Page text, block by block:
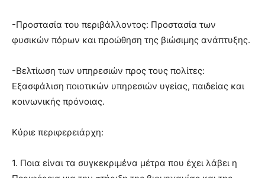
-Προστασία του περιβάλλοντος: Προστασία των
φυσικών πόρων και προώθηση της βιώσιμης ανάπτυξης.
-Βελτίωση των υπηρεσιών προς τους πολίτες:
Εξασφάλιση ποιοτικών υπηρεσιών υγείας, παιδείας και
κοινωνικής πρόνοιας.
Κύριε περιφερειάρχη:
1. Ποια είναι τα συγκεκριμένα μέτρα που έχει λάβει η